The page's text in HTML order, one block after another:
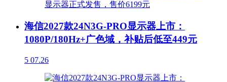
海信2027款24N3G-PRO显示器上市：
1080P/180Hz+广色域，补贴后低至449元
5 07.26